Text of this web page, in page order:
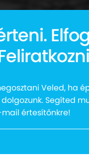
Social Kapcsolat
Veled, ha
Segíted
értesítőnkre!